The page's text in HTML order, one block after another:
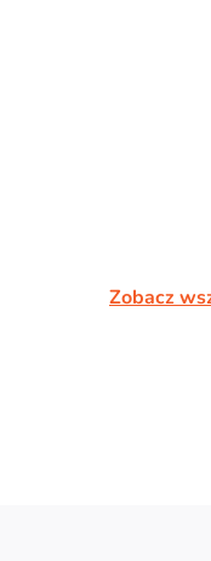
Zobacz